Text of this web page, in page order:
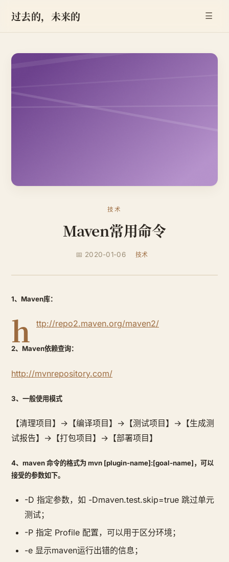
过去的，未来的 ☰
技术
Maven常用命令
📅 2020-01-06 技术
1、Maven库：
h ttp://repo2.maven.org/maven2/
2、Maven依赖查询：
http://mvnrepository.com/
3、一般使用模式
【清理项目】→【编译项目】→【测试项目】→【生成测
试报告】→【打包项目】→【部署项目】
4、maven 命令的格式为 mvn [plugin-name]:[goal-name]，可以
接受的参数如下。
-D 指定参数，如 -Dmaven.test.skip=true 跳过单元
测试；
-P 指定 Profile 配置，可以用于区分环境；
-e 显示maven运行出错的信息；